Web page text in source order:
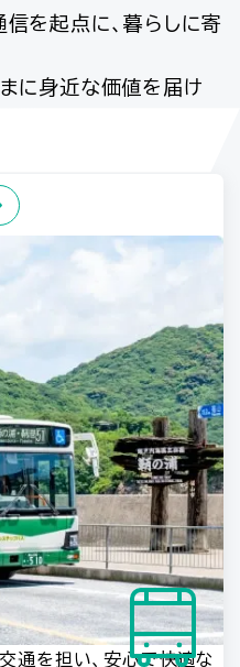
を起点に、暮らしに寄
に身近な価値を届け
通を担い、安心で快適な